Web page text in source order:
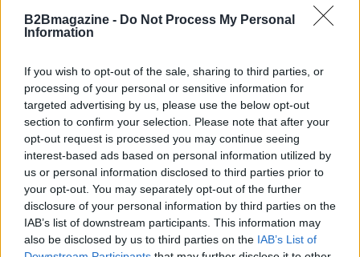
B2Bmagazine - Do Not Process My Personal
Information
If you wish to opt-out of the sale, sharing to third parties, or
processing of your personal or sensitive information for
targeted advertising by us, please use the below opt-out
section to confirm your selection. Please note that after your
opt-out request is processed you may continue seeing
interest-based ads based on personal information utilized by
us or personal information disclosed to third parties prior to
your opt-out. You may separately opt-out of the further
disclosure of your personal information by third parties on the
IAB’s list of downstream participants. This information may
also be disclosed by us to third parties on the IAB’s List of
Gli editori sperano che questo reclamo possa
portare a un dibattito più ampio sulla sostenibilità
tecnologiche nel sostenere il
giornalismo di
qualità.
AUTORE
AiAdhubMedia